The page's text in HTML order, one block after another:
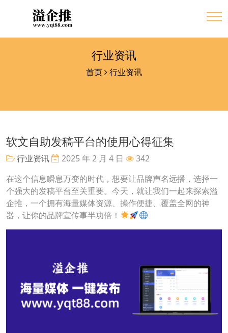
行业资讯
首页 行业资讯
软文自助发稿平台的使用心得征集
行业资讯 2025 年 2 月 4 日
342
在这个信息瞬息万变的时代，想要让品牌声名远播，选择一
个强大的发稿平台至关重要。今天，就让我们一起来探索溢
企推，一个拥有海量媒体资源、操作便捷、覆盖全网的神
器，让你的品牌宣传事半功倍！